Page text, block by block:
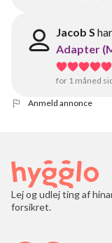
Jacob S
Adapter
for 1 måned
Anmeld annonce
Lej og udlej ting af
forsikret.